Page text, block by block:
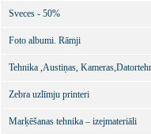
Sveces - 50%
Foto albumi. Rāmji
Tehnika ,Austiņas,
Zebra uzlīmju printeri
Marķēšanas tehnika – izejmateriāli